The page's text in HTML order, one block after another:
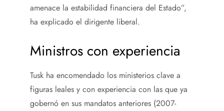
amenace la estabilidad financiera del Estado”,
ha explicado el dirigente liberal.
Ministros con experiencia
Tusk ha encomendado los ministerios clave a
figuras leales y con experiencia con las que ya
gobernó en sus mandatos anteriores (2007-